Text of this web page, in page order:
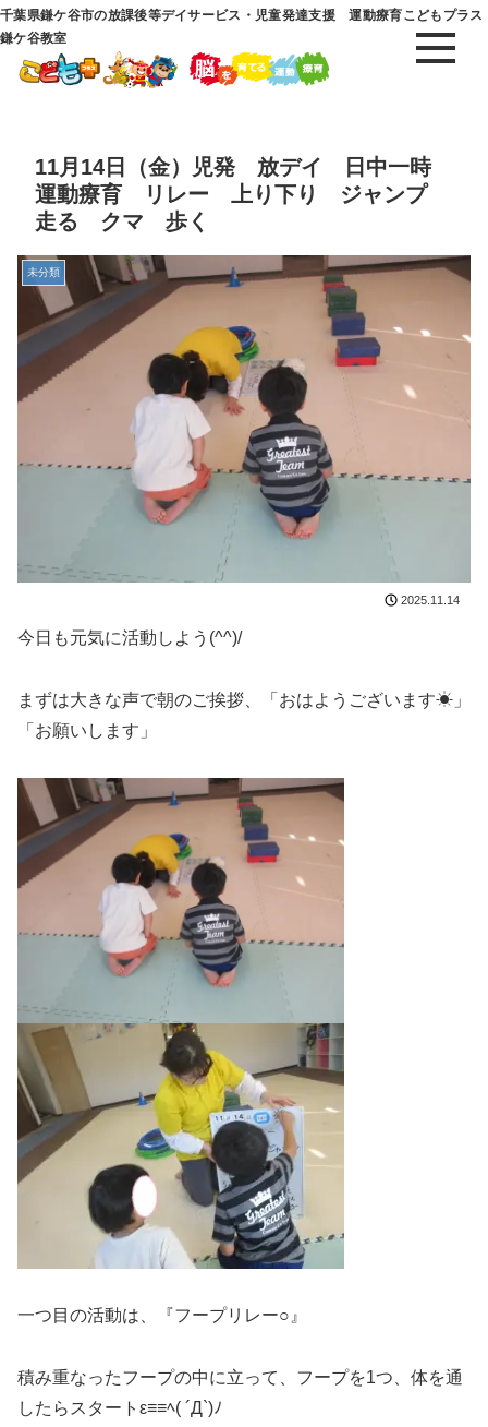
千葉県鎌ケ谷市の放課後等デイサービス・児童発達支援 運動療育こどもプラス
鎌ケ谷教室
11月14日（金）児発 放デイ 日中一時
運動療育 リレー 上り下り ジャンプ
走る クマ 歩く
未分類
2025.11.14
今日も元気に活動しよう(^^)/
まずは大きな声で朝のご挨拶、「おはようございます☀」
「お願いします」
一つ目の活動は、『フープリレー○』
積み重なったフープの中に立って、フープを1つ、体を通
したらスタートε≡≡ﾍ( ´Д`)ﾉ